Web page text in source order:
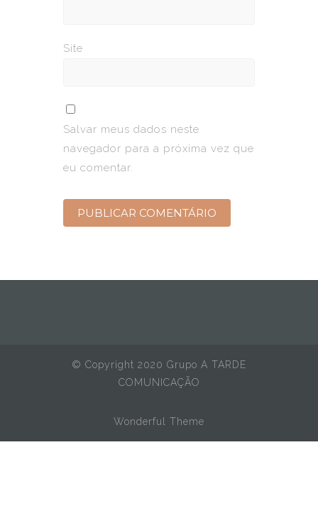
Site
Salvar meus dados neste
navegador para a próxima vez que
eu comentar.
© Copyright 2020 Grupo A TARDE
COMUNICAÇÃO
Wonderful Theme